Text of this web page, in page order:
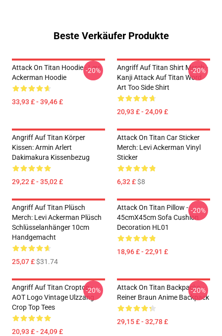
Beste Verkäufer Produkte
Attack On Titan Hoodie - Levi
Ackerman Hoodie
33,93 £ - 39,46 £
-20%
Angriff Auf Titan Shirt Merch -
Kanji Attack Auf Titan Word
Art Too Side Shirt
20,93 £ - 24,09 £
-20%
Angriff Auf Titan Körper
Kissen: Armin Arlert
Dakimakura Kissenbezug
29,22 £ - 35,02 £
Attack On Titan Car Sticker
Merch: Levi Ackerman Vinyl
Sticker
6,32 £$8
Angriff Auf Titan Plüsch
Merch: Levi Ackerman Plüsch
Schlüsselanhänger 10cm
Handgemacht
25,07 £$31.74
Attack On Titan Pillow -
45cmX45cm Sofa Cushion
Decoration HL01
18,96 £ - 22,91 £
-20%
Angriff Auf Titan Croptop -
AOT Logo Vintage Ulzzang
Crop Top Tees
20,93 £ - 24,09 £
-20%
Attack On Titan Backpacks -
Reiner Braun Anime Backpack
29,15 £ - 32,78 £
-20%